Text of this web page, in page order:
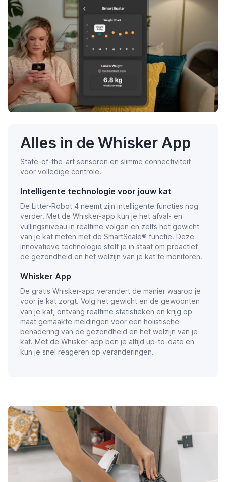
Alles in de Whisker App
State-of-the-art sensoren en slimme connectiviteit
voor volledige controle.
Intelligente technologie voor jouw kat
De Litter-Robot 4 neemt zijn intelligente functies nog
verder. Met de Whisker-app kun je het afval- en
vullingsniveau in realtime volgen en zelfs het gewicht
van je kat meten met de SmartScale® functie. Deze
innovatieve technologie stelt je in staat om proactief
de gezondheid en het welzijn van je kat te monitoren.
Whisker App
De gratis Whisker-app verandert de manier waarop je
voor je kat zorgt. Volg het gewicht en de gewoonten
van je kat, ontvang realtime statistieken en krijg op
maat gemaakte meldingen voor een holistische
benadering van de gezondheid en het welzijn van je
kat. Met de Whisker-app ben je altijd up-to-date en
kun je snel reageren op veranderingen.